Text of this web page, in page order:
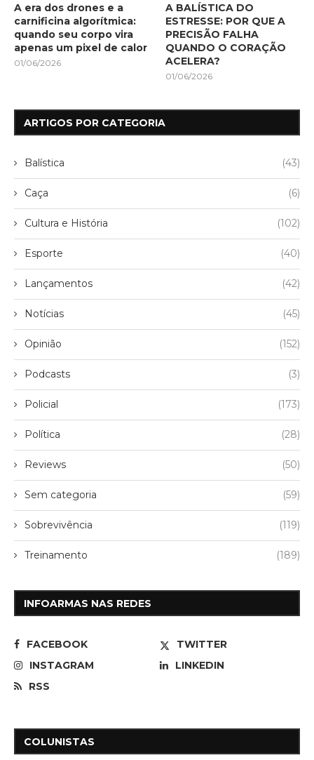
A era dos drones e a
carnificina algorítmica:
quando seu corpo vira
apenas um pixel de calor
01/06/2026
A BALÍSTICA DO
ESTRESSE: POR QUE A
PRECISÃO FALHA
QUANDO O CORAÇÃO
ACELERA?
01/06/2026
ARTIGOS POR CATEGORIA
Balística (43)
Caça (6)
Cultura e História (102)
Esporte (40)
Lançamentos (42)
Notícias (45)
Opinião (152)
Podcasts (3)
Policial (173)
Política (28)
Reviews (50)
Sem categoria (59)
Sobrevivência (119)
Treinamento (189)
INFOARMAS NAS REDES
FACEBOOK
TWITTER
INSTAGRAM
LINKEDIN
RSS
COLUNISTAS